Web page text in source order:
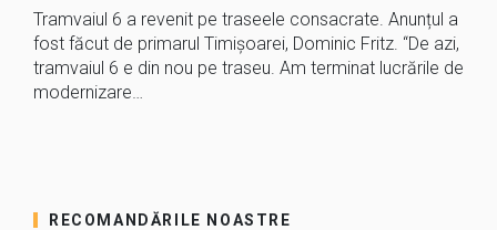
Tramvaiul 6 a revenit pe traseele consacrate. Anunțul a
fost făcut de primarul Timișoarei, Dominic Fritz. “De azi,
tramvaiul 6 e din nou pe traseu. Am terminat lucrările de
modernizare…
RECOMANDĂRILE NOASTRE